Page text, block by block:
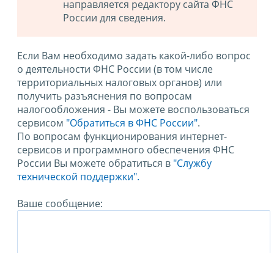
направляется редактору сайта ФНС
России для сведения.
Если Вам необходимо задать какой-либо вопрос
о деятельности ФНС России (в том числе
территориальных налоговых органов) или
получить разъяснения по вопросам
налогообложения - Вы можете воспользоваться
сервисом "Обратиться в ФНС России".
По вопросам функционирования интернет-
сервисов и программного обеспечения ФНС
России Вы можете обратиться в "Службу
технической поддержки".
Ваше сообщение: